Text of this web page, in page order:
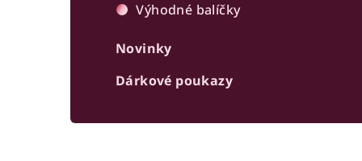
Výhodné balíčky
Novinky
Dárkové poukazy